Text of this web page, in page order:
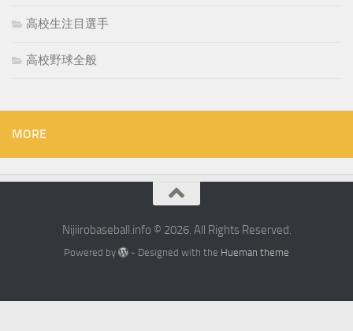
高校生注目選手
高校野球全般
MORE
Nijiirobaseball.info © 2026. All Rights Reserved.
Powered by - Designed with the Hueman theme